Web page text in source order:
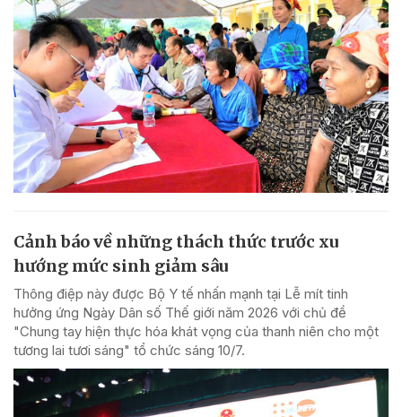
Cảnh báo về những thách thức trước xu
hướng mức sinh giảm sâu
Thông điệp này được Bộ Y tế nhấn mạnh tại Lễ mít tinh
hưởng ứng Ngày Dân số Thế giới năm 2026 với chủ đề
"Chung tay hiện thực hóa khát vọng của thanh niên cho một
tương lai tươi sáng" tổ chức sáng 10/7.